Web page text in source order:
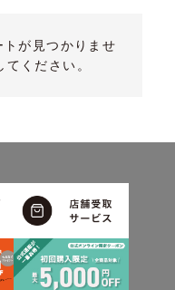
が見つかりませ
ください。